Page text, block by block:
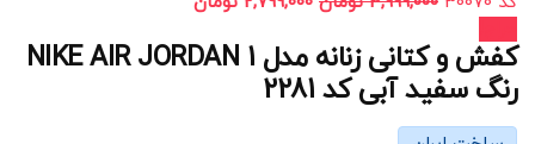
کفش و کتانی زنانه مدل NIKE AIR JORDAN 1
رنگ سفید آبی کد 2281